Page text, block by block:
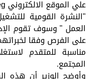
علي الموقع الالكتروني www.manpower.gov.eg
"النشرة القومية
العمل " وسوف تقوم
على الفرص وفقا
مناسبة للمتقدم
المجتمع.